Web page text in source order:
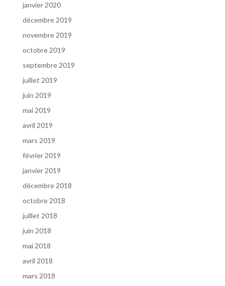
janvier 2020
décembre 2019
novembre 2019
octobre 2019
septembre 2019
juillet 2019
juin 2019
mai 2019
avril 2019
mars 2019
février 2019
janvier 2019
décembre 2018
octobre 2018
juillet 2018
juin 2018
mai 2018
avril 2018
mars 2018